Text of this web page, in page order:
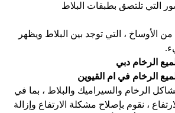
التي تلتصق بطبقات البلاط
الأوساخ ، التي توجد بين البلاط ويظهر
الرخام دبي
الرخام في ام القيوين
الرخام والسيراميك والبلاط ، بما في
، نقوم بإصلاح مشكلة الارتفاع وإزالة